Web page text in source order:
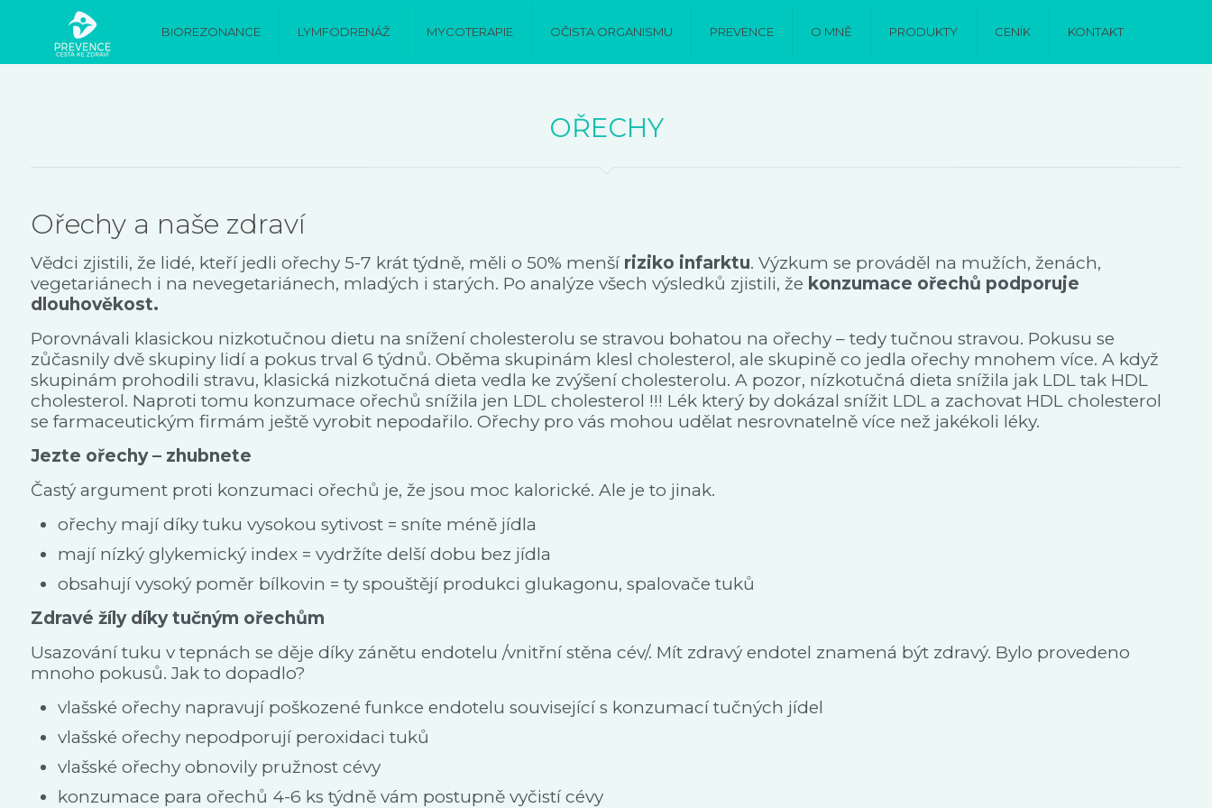
BIOREZONANCE LYMFODRENÁŽ MYCOTERAPIE OČISTA ORGANISMU PREVENCE O MNĚ PRODUKTY CENÍK KONTAKT
OŘECHY
Ořechy a naše zdraví
Vědci zjistili, že lidé, kteří jedli ořechy 5-7 krát týdně, měli o 50% menší riziko infarktu. Výzkum se prováděl na mužích, ženách,
vegetariánech i na nevegetariánech, mladých i starých. Po analýze všech výsledků zjistili, že konzumace ořechů podporuje
dlouhověkost.
Porovnávali klasickou nizkotučnou dietu na snížení cholesterolu se stravou bohatou na ořechy – tedy tučnou stravou. Pokusu se
zůčasnily dvě skupiny lidí a pokus trval 6 týdnů. Oběma skupinám klesl cholesterol, ale skupině co jedla ořechy mnohem více. A když
skupinám prohodili stravu, klasická nizkotučná dieta vedla ke zvýšení cholesterolu. A pozor, nízkotučná dieta snížila jak LDL tak HDL
cholesterol. Naproti tomu konzumace ořechů snížila jen LDL cholesterol !!! Lék který by dokázal snížit LDL a zachovat HDL cholesterol
se farmaceutickým firmám ještě vyrobit nepodařilo. Ořechy pro vás mohou udělat nesrovnatelně více než jakékoli léky.
Jezte ořechy – zhubnete
Častý argument proti konzumaci ořechů je, že jsou moc kalorické. Ale je to jinak.
ořechy mají díky tuku vysokou sytivost = sníte méně jídla
mají nízký glykemický index = vydržíte delší dobu bez jídla
obsahují vysoký poměr bílkovin = ty spouštějí produkci glukagonu, spalovače tuků
Zdravé žíly díky tučným ořechům
Usazování tuku v tepnách se děje díky zánětu endotelu /vnitřní stěna cév/. Mít zdravý endotel znamená být zdravý. Bylo provedeno
mnoho pokusů. Jak to dopadlo?
vlašské ořechy napravují poškozené funkce endotelu související s konzumací tučných jídel
vlašské ořechy nepodporují peroxidaci tuků
vlašské ořechy obnovily pružnost cévy
konzumace para ořechů 4-6 ks týdně vám postupně vyčistí cévy